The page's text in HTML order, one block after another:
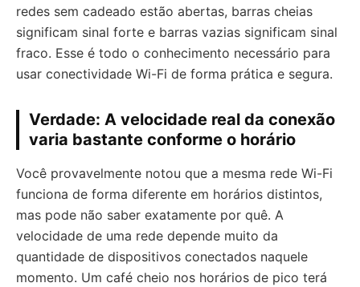
redes sem cadeado estão abertas, barras cheias
significam sinal forte e barras vazias significam sinal
fraco. Esse é todo o conhecimento necessário para
usar conectividade Wi-Fi de forma prática e segura.
Verdade: A velocidade real da conexão
varia bastante conforme o horário
Você provavelmente notou que a mesma rede Wi-Fi
funciona de forma diferente em horários distintos,
mas pode não saber exatamente por quê. A
velocidade de uma rede depende muito da
quantidade de dispositivos conectados naquele
momento. Um café cheio nos horários de pico terá